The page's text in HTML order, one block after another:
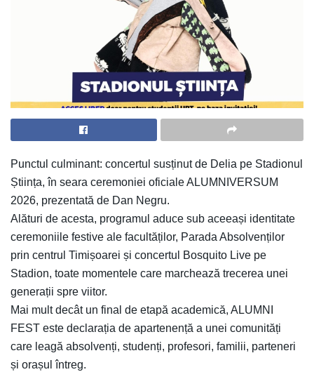
Punctul culminant: concertul susținut de Delia pe Stadionul
Știința, în seara ceremoniei oficiale ALUMNIVERSUM
2026, prezentată de Dan Negru.
Alături de acesta, programul aduce sub aceeași identitate
ceremoniile festive ale facultăților, Parada Absolvenților
prin centrul Timișoarei și concertul Bosquito Live pe
Stadion, toate momentele care marchează trecerea unei
generații spre viitor.
Mai mult decât un final de etapă academică, ALUMNI
FEST este declarația de apartenență a unei comunități
care leagă absolvenți, studenți, profesori, familii, parteneri
și orașul întreg.